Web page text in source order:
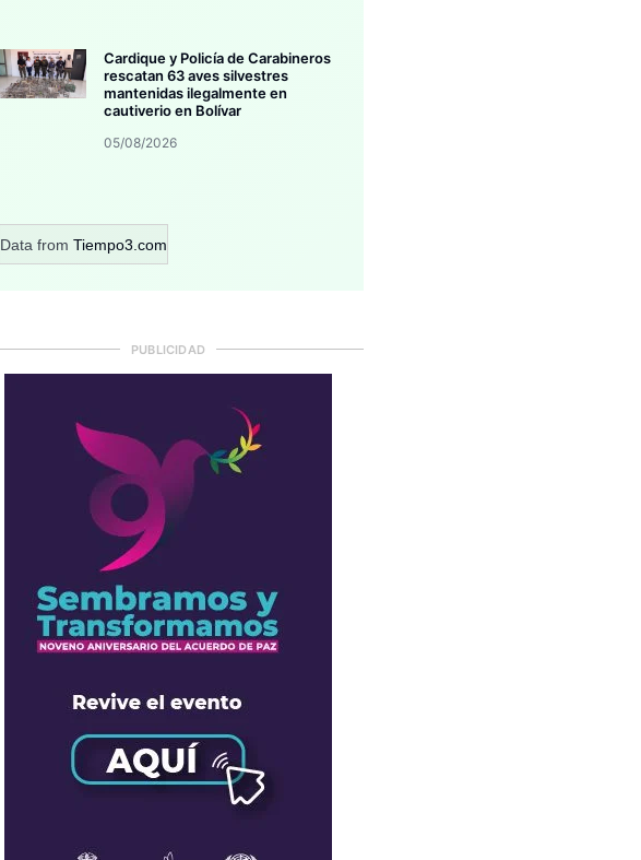
Cardique y Policía de Carabineros
rescatan 63 aves silvestres
mantenidas ilegalmente en
cautiverio en Bolívar
05/08/2026
Data from Tiempo3.com
PUBLICIDAD